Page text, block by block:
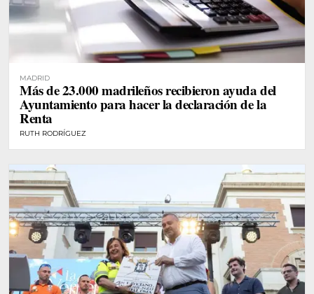
MADRID
Más de 23.000 madrileños recibieron ayuda del
Ayuntamiento para hacer la declaración de la
Renta
RUTH RODRÍGUEZ